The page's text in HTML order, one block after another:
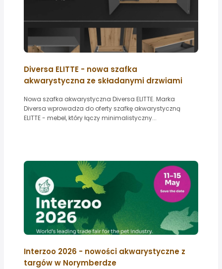
Diversa ELITTE - nowa szafka
akwarystyczna ze składanymi drzwiami
Nowa szafka akwarystyczna Diversa ELITTE. Marka
Diversa wprowadza do oferty szafkę akwarystyczną
ELITTE - mebel, który łączy minimalistyczny...
Interzoo 2026 - nowości akwarystyczne z
targów w Norymberdze